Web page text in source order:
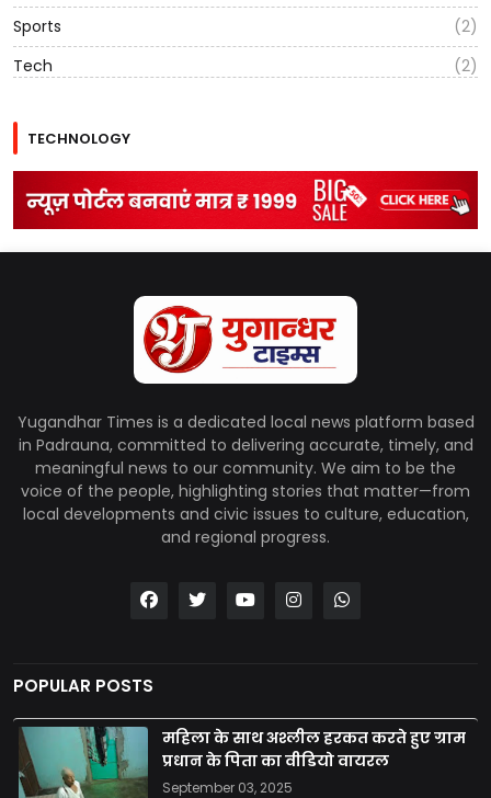
Sports
(2)
Tech
(2)
TECHNOLOGY
Yugandhar Times is a dedicated local news platform based
in Padrauna, committed to delivering accurate, timely, and
meaningful news to our community. We aim to be the
voice of the people, highlighting stories that matter—from
local developments and civic issues to culture, education,
and regional progress.
POPULAR POSTS
महिला के साथ अश्लील हरकत करते हुए ग्राम
प्रधान के पिता का वीडियो वायरल
September 03, 2025